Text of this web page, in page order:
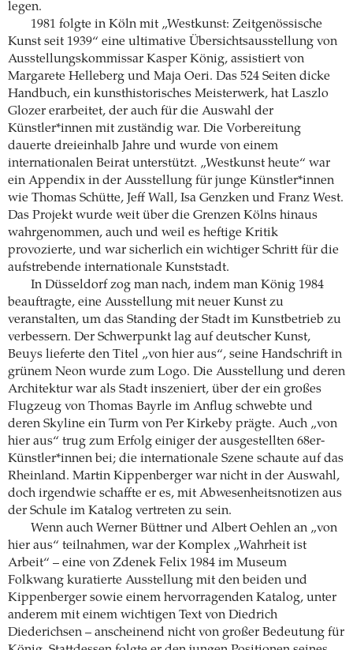
legen.
1981 folgte in Köln mit „Westkunst: Zeitgenössische
Kunst seit 1939“ eine ultimative Übersichtsausstellung von
Ausstellungskommissar Kasper König, assistiert von
Margarete Helleberg und Maja Oeri. Das 524 Seiten dicke
Handbuch, ein kunsthistorisches Meisterwerk, hat Laszlo
Glozer erarbeitet, der auch für die Auswahl der
Künstler*innen mit zuständig war. Die Vorbereitung
dauerte dreieinhalb Jahre und wurde von einem
internationalen Beirat unterstützt. „Westkunst heute“ war
ein Appendix in der Ausstellung für junge Künstler*innen
wie Thomas Schütte, Jeff Wall, Isa Genzken und Franz West.
Das Projekt wurde weit über die Grenzen Kölns hinaus
wahrgenommen, auch und weil es heftige Kritik
provozierte, und war sicherlich ein wichtiger Schritt für die
aufstrebende internationale Kunststadt.
In Düsseldorf zog man nach, indem man König 1984
beauftragte, eine Ausstellung mit neuer Kunst zu
veranstalten, um das Standing der Stadt im Kunstbetrieb zu
verbessern. Der Schwerpunkt lag auf deutscher Kunst,
Beuys lieferte den Titel „von hier aus“, seine Handschrift in
grünem Neon wurde zum Logo. Die Ausstellung und deren
Architektur war als Stadt inszeniert, über der ein großes
Flugzeug von Thomas Bayrle im Anflug schwebte und
deren Skyline ein Turm von Per Kirkeby prägte. Auch „von
hier aus“ trug zum Erfolg einiger der ausgestellten 68er-
Künstler*innen bei; die internationale Szene schaute auf das
Rheinland. Martin Kippenberger war nicht in der Auswahl,
doch irgendwie schaffte er es, mit Abwesenheitsnotizen aus
der Schule im Katalog vertreten zu sein.
Wenn auch Werner Büttner und Albert Oehlen an „von
hier aus“ teilnahmen, war der Komplex „Wahrheit ist
Arbeit“ – eine von Zdenek Felix 1984 im Museum
Folkwang kuratierte Ausstellung mit den beiden und
Kippenberger sowie einem hervorragenden Katalog, unter
anderem mit einem wichtigen Text von Diedrich
Diederichsen – anscheinend nicht von großer Bedeutung für